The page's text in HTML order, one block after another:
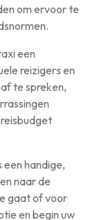
om ervoor te
een
reizigers en
te spreken,
een handige,
naar de
gaat of voor
en begin uw